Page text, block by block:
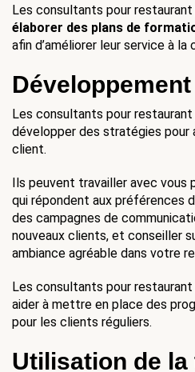
élaborer des plans de
afin d’améliorer leur service à la
Les consultants pour
développer des stratégies pour
client.
Ils peuvent travailler avec vous
qui répondent aux préférences
des campagnes de
nouveaux clients, et conseiller
ambiance agréable dans votre
Les consultants pour
aider à mettre en place des
pour les clients réguliers.
Utilisation de